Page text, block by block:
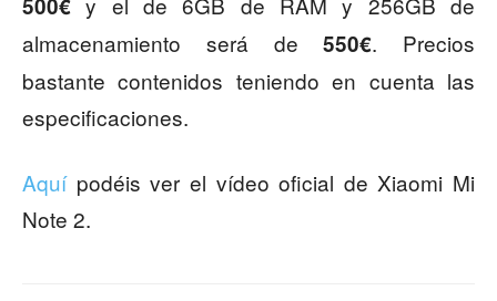
500€
almacenamiento será de550€. Precios
bastante contenidos teniendo en cuenta las
especificaciones.
Aquípodéis ver el vídeo oficial de Xiaomi Mi
Note 2.